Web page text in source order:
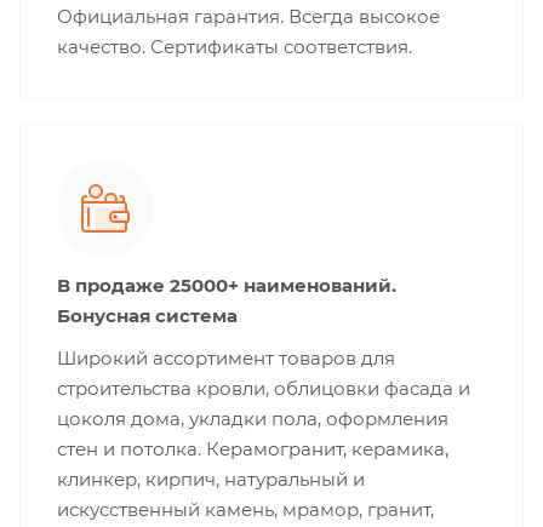
Официальная гарантия. Всегда высокое
качество. Сертификаты соответствия.
В продаже 25000+ наименований.
Бонусная система
Широкий ассортимент товаров для
строительства кровли, облицовки фасада и
цоколя дома, укладки пола, оформления
стен и потолка. Керамогранит, керамика,
клинкер, кирпич, натуральный и
искусственный камень, мрамор, гранит,